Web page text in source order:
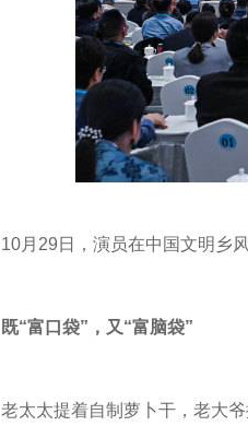
10月29日，演员在中国文明乡
既“富口袋”，又“富脑袋”
老太太提着自制萝卜干，老大